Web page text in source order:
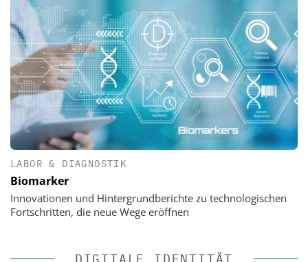
LABOR & DIAGNOSTIK
Biomarker
Innovationen und Hintergrundberichte zu technologischen
Fortschritten, die neue Wege eröffnen
DIGITALE IDENTITÄT